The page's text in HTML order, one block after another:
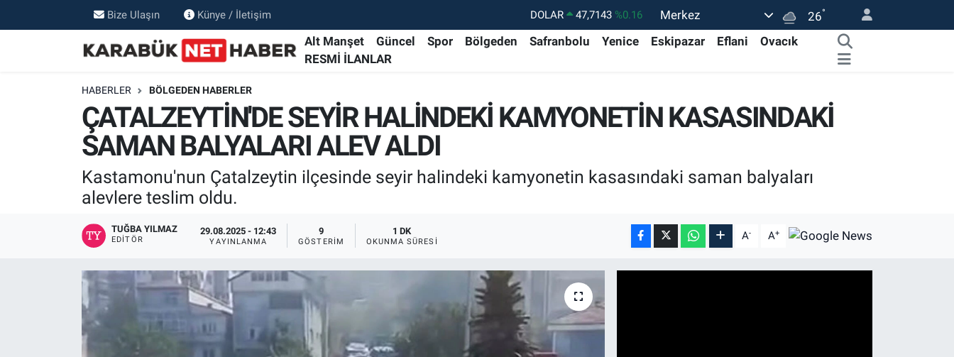
Bize Ulaşın Künye / İletişim DOLAR 47,7143 %0.16
EURO
55,0317 %-0.02
BİST100
13.887
Merkez 26°
Alt Manşet Güncel Spor Bölgeden Safranbolu Yenice Eskipazar Eflani
Ovacık
RESMİ İLANLAR
HABERLER BÖLGEDEN HABERLER
ÇATALZEYTİN'DE SEYİR HALİNDEKİ KAMYONETİN KASASINDAKİ
SAMAN BALYALARI ALEV ALDI
Kastamonu'nun Çatalzeytin ilçesinde seyir halindeki kamyonetin kasasındaki saman balyaları
alevlere teslim oldu.
TUĞBA YILMAZ
EDITÖR
29.08.2025 - 12:43
YAYINLANMA
9
GÖSTERIM
1 DK
OKUNMA SÜRESI A- A+